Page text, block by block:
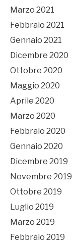
Marzo 2021
Febbraio 2021
Gennaio 2021
Dicembre 2020
Ottobre 2020
Maggio 2020
Aprile 2020
Marzo 2020
Febbraio 2020
Gennaio 2020
Dicembre 2019
Novembre 2019
Ottobre 2019
Luglio 2019
Marzo 2019
Febbraio 2019